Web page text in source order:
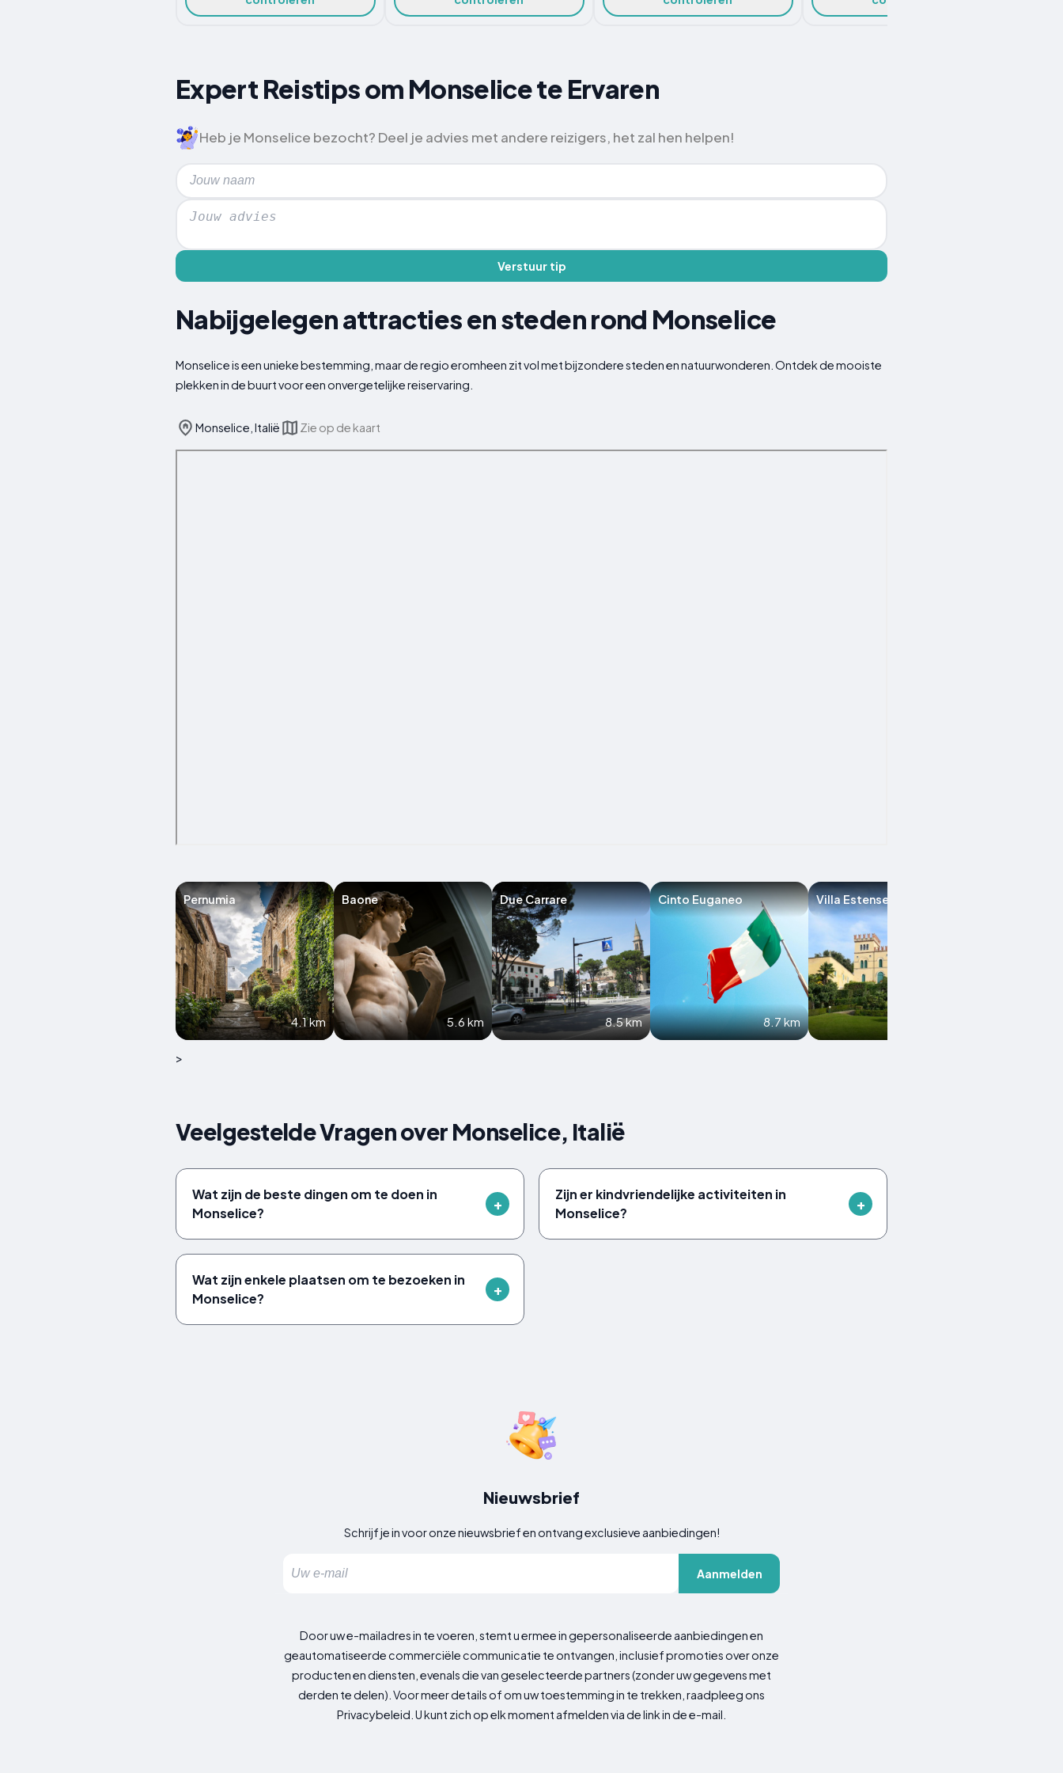
Expert Reistips om Monselice te Ervaren
Heb je Monselice bezocht? Deel je advies met andere reizigers, het zal hen helpen!
Verstuur tip
Nabijgelegen attracties en steden rond Monselice
Monselice is een unieke bestemming, maar de regio eromheen zit vol met bijzondere steden en natuurwonderen. Ontdek de mooiste
plekken in de buurt voor een onvergetelijke reiservaring.
Monselice, Italië Zie op de kaart
Pernumia
4.1 km
Baone
5.6 km
Due Carrare
8.5 km
Cinto Euganeo
8.7 km
Villa Estense
>
Veelgestelde Vragen over Monselice, Italië
Wat zijn de beste dingen om te doen in
Monselice?
Zijn er kindvriendelijke activiteiten in
Monselice?
Wat zijn enkele plaatsen om te bezoeken in
Monselice?
Nieuwsbrief
Schrijf je in voor onze nieuwsbrief en ontvang exclusieve aanbiedingen!
Aanmelden
Door uw e-mailadres in te voeren, stemt u ermee in gepersonaliseerde aanbiedingen en
geautomatiseerde commerciële communicatie te ontvangen, inclusief promoties over onze
producten en diensten, evenals die van geselecteerde partners (zonder uw gegevens met
derden te delen). Voor meer details of om uw toestemming in te trekken, raadpleeg ons
Privacybeleid. U kunt zich op elk moment afmelden via de link in de e-mail.